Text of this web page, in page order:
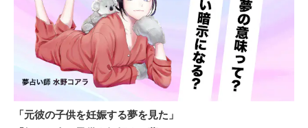
「元彼の子供を妊娠する夢を見た」